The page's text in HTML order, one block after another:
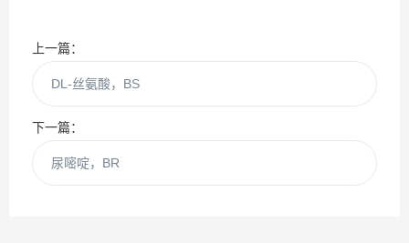
上一篇：
DL-丝氨酸，BS
下一篇：
尿嘧啶，BR